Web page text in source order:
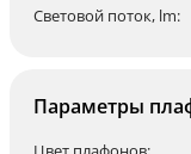
Световой поток, lm:
Параметры